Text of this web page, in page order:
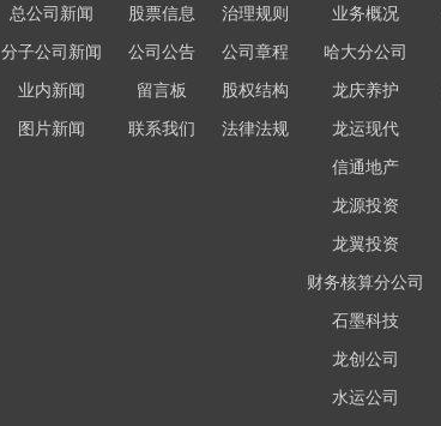
总公司新闻
分子公司新闻
业内新闻
图片新闻
股票信息
公司公告
留言板
联系我们
治理规则
公司章程
股权结构
法律法规
业务概况
哈大分公司
龙庆养护
龙运现代
信通地产
龙源投资
龙翼投资
财务核算分公司
石墨科技
龙创公司
水运公司